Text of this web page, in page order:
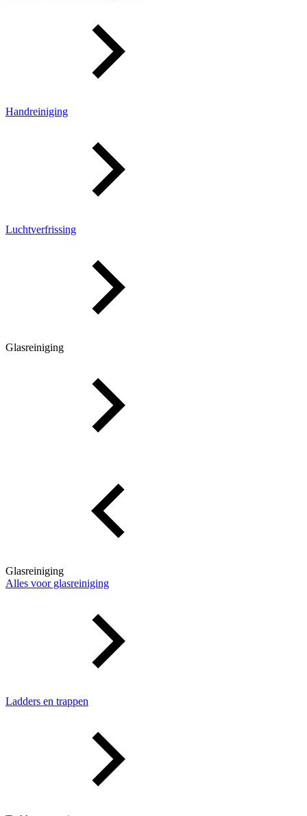
Handreiniging
Luchtverfrissing
Glasreiniging
Glasreiniging
Alles voor glasreiniging
Ladders en trappen